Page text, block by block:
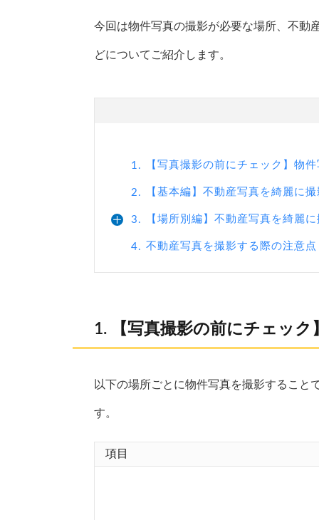
今回は物件写真の撮影が必要な場所、不動
どについてご紹介します。
1. 【写真撮影の前にチェック】物
2. 【基本編】不動産写真を綺麗に
3. 【場所別編】不動産写真を綺麗
4. 不動産写真を撮影する際の注意点
【写真撮影の前にチェッ
以下の場所ごとに物件写真を撮影すること
す。
項目